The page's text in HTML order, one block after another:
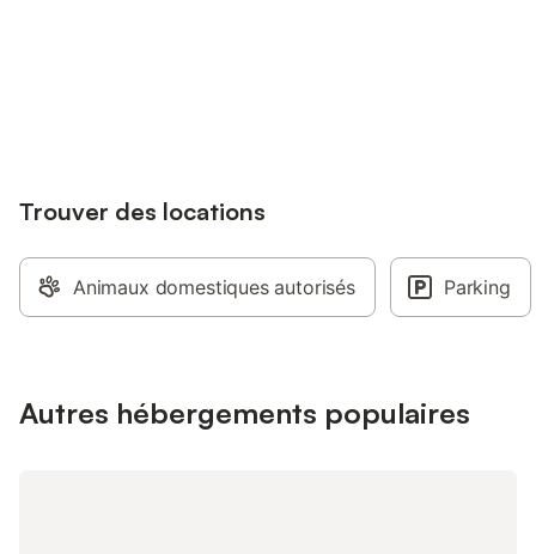
différentes
repas romance, bar
intérieur,
euros - repas enfant
Trouver des locations
Animaux domestiques autorisés Parking
Autres hébergements populaires